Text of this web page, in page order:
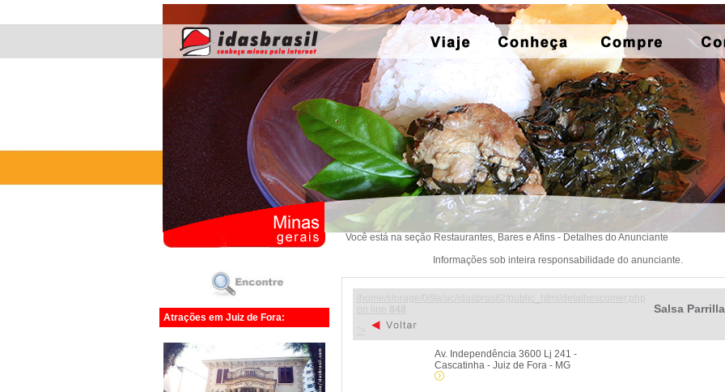
Atrações em Juiz de Fora:
Você está na seção Restaurantes, Bares e Afins - Detalhes do Anunciante
Informações sob inteira responsabilidade do anunciante.
Salsa Parrilla
Av. Independência 3600 Lj 241 -
Cascatinha - Juiz de Fora - MG